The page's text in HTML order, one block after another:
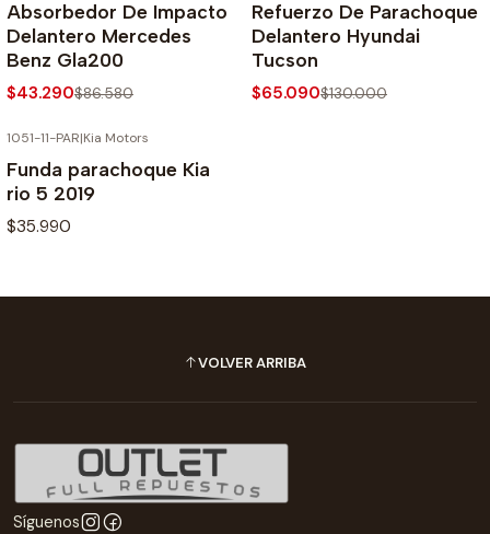
Absorbedor De Impacto
Delantero Mercedes
Benz Gla200
$43.290$86.580
Refuerzo De Parachoque
Delantero Hyundai
Tucson
$65.090$130.000
1051-11-PAR|Kia Motors
Funda parachoque Kia
rio 5 2019
$35.990
VOLVER ARRIBA
Síguenos